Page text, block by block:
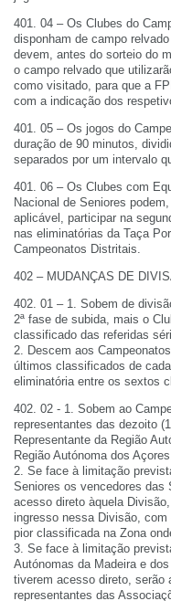
401. 04 – Os Clubes do
disponham de campo
devem, antes do sorteio do
o campo relvado que
como visitado, para que a
com a indicação dos
401. 05 – Os jogos do
duração de 90 minutos,
separados por um intervalo
401. 06 – Os Clubes com
Nacional de Seniores
aplicável, participar na
nas eliminatórias da Taça
Campeonatos Distritais.
402 – MUDANÇAS DE
402. 01 – 1. Sobem de
2ª fase de subida, mais o
classificado das referidas
2. Descem aos
últimos classificados de
eliminatória entre os sextos
402. 02 - 1. Sobem ao
representantes das dezoito
Representante da Região
Região Autónoma dos
2. Se face à limitação
Seniores os vencedores das
acesso direto àquela
ingresso nessa Divisão,
pior classificada na Zona
3. Se face à limitação
Autónomas da Madeira e
tiverem acesso direto, serão
representantes das